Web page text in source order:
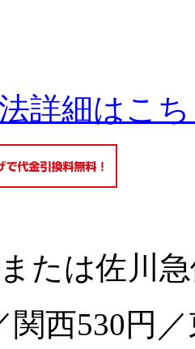
詳細はこ
たは佐川
関西530円